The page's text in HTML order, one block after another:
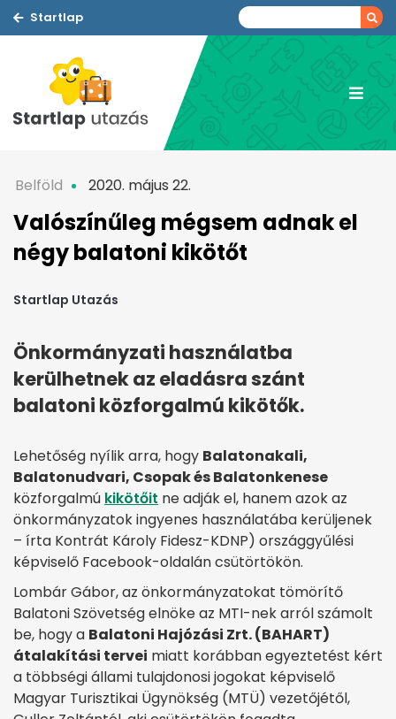
Startlap
Belföld 2020. május 22.
Valószínűleg mégsem adnak el
négy balatoni kikötőt
Startlap Utazás
Önkormányzati használatba
kerülhetnek az eladásra szánt
balatoni közforgalmú kikötők.
Lehetőség nyílik arra, hogy Balatonakali,
Balatonudvari, Csopak és Balatonkenese
közforgalmú kikötőit ne adják el, hanem azok az
önkormányzatok ingyenes használatába kerüljenek
– írta Kontrát Károly Fidesz-KDNP) országgyűlési
képviselő Facebook-oldalán csütörtökön.
Lombár Gábor, az önkormányzatokat tömörítő
Balatoni Szövetség elnöke az MTI-nek arról számolt
be, hogy a Balatoni Hajózási Zrt. (BAHART)
átalakítási tervei miatt korábban egyeztetést kért
a többségi állami tulajdonosi jogokat képviselő
Magyar Turisztikai Ügynökség (MTÜ) vezetőjétől,